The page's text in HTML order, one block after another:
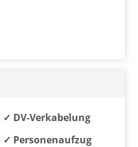
✓ DV-Verkabelung
✓ Personenaufzug